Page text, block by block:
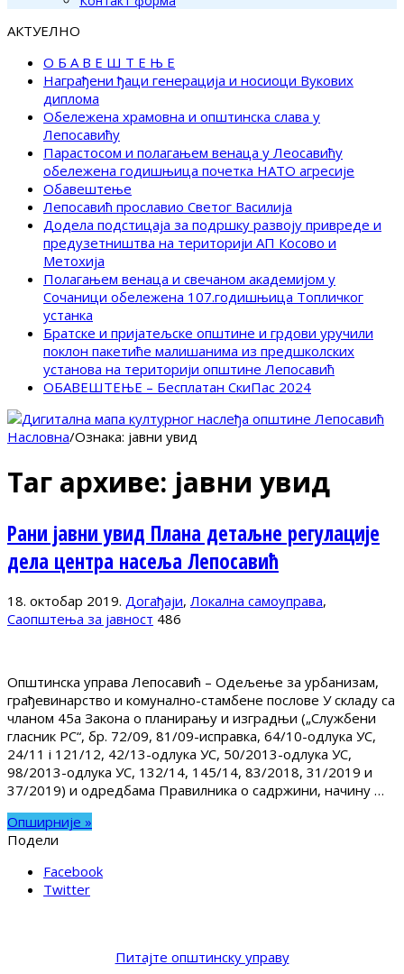
АКТУЕЛНО
О Б А В Е Ш Т Е Њ Е
Награђени ђаци генерација и носиоци Вукових
диплома
Обележена храмовна и општинска слава у
Лепосавићу
Парастосом и полагањем венаца у Леосавићу
обележена годишњица почетка НАТО агресије
Обавештење
Лепосавић прославио Светог Василија
Додела подстицаја за подршку развоју привреде и
предузетништва на територији АП Косово и
Метохија
Полагањем венаца и свечаном академијом у
Сочаници обележена 107.годишњица Топличког
устанка
Братске и пријатељске општине и грдови уручили
поклон пакетиће малишанима из предшколских
установа на територији општине Лепосавић
ОБАВЕШТЕЊЕ – Бесплатан СкиПас 2024
Насловна/Ознака: јавни увид
Таг архиве: јавни увид
Рани јавни увид Плана детаљне регулације
дела центра насеља Лепосавић
18. октобар 2019. Догађаји, Локална самоуправа,
Саопштења за јавност 486
Општинска управа Лепосавић – Одељење за урбанизам,
грађевинарство и комунално-стамбене послове У складу са
чланом 45а Закона о планирању и изградњи („Службени
гласник РС“, бр. 72/09, 81/09-исправка, 64/10-одлука УС,
24/11 i 121/12, 42/13-одлука УС, 50/2013-одлука УС,
98/2013-одлука УС, 132/14, 145/14, 83/2018, 31/2019 и
37/2019) и одредбама Правилника о садржини, начину …
Опширније »
Подели
Facebook
Twitter
Питајте општинску управу